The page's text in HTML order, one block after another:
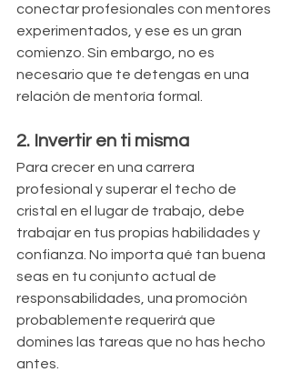
conectar profesionales con mentores
experimentados, y ese es un gran
comienzo. Sin embargo, no es
necesario que te detengas en una
relación de mentoría formal.
2. Invertir en ti misma
Para crecer en una carrera
profesional y superar el techo de
cristal en el lugar de trabajo, debe
trabajar en tus propias habilidades y
confianza. No importa qué tan buena
seas en tu conjunto actual de
responsabilidades, una promoción
probablemente requerirá que
domines las tareas que no has hecho
antes.